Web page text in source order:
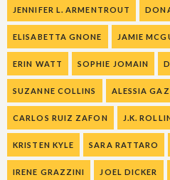
JENNIFER L. ARMENTROUT
ELISABETTA GNONE JAMIE
ERIN WATT SOPHIE JOMAIN
SUZANNE COLLINS ALESSIA
CARLOS RUIZ ZAFON J.K.
KRISTEN KYLE SARA RATTARO
IRENE GRAZZINI JOEL DICKER